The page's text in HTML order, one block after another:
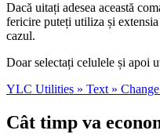
Dacă uitați adesea această
fericire puteți utiliza și
cazul.
Doar selectați celulele și apoi
YLC Utilities » Text »
Cât timp va